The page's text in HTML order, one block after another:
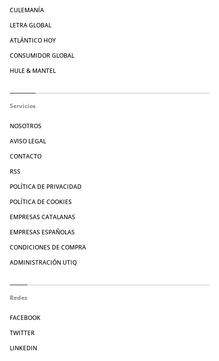
CULEMANÍA
LETRA GLOBAL
ATLÁNTICO HOY
CONSUMIDOR GLOBAL
HULE & MANTEL
Servicios
NOSOTROS
AVISO LEGAL
CONTACTO
RSS
POLÍTICA DE PRIVACIDAD
POLÍTICA DE COOKIES
EMPRESAS CATALANAS
EMPRESAS ESPAÑOLAS
CONDICIONES DE COMPRA
ADMINISTRACIÓN UTIQ
Redes
FACEBOOK
TWITTER
LINKEDIN